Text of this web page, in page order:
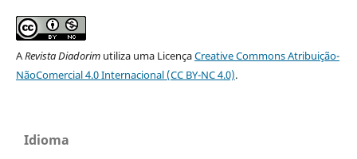
ARevista Diadorimutiliza uma LicençaCreative Commons Atribuição-
NãoComercial 4.0 Internacional (CC BY-NC 4.0).
Idioma